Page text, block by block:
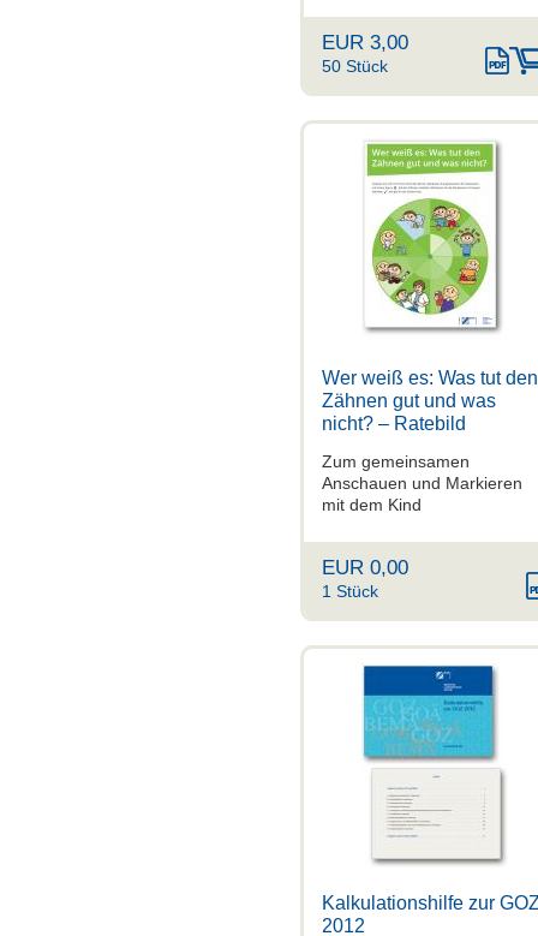
EUR 3,00
50 Stück
Wer weiß es: Was tut den
Zähnen gut und was
nicht? – Ratebild
Zum gemeinsamen
Anschauen und Markieren
mit dem Kind
EUR 0,00
1 Stück
Kalkulationshilfe zur
2012